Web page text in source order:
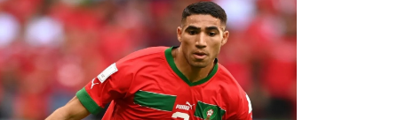
جديدة جديدةجديدةجديدةجديدة